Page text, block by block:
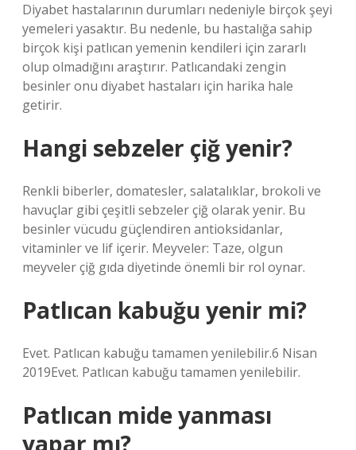
Diyabet hastalarının durumları nedeniyle birçok şeyi
yemeleri yasaktır. Bu nedenle, bu hastalığa sahip
birçok kişi patlıcan yemenin kendileri için zararlı
olup olmadığını araştırır. Patlıcandaki zengin
besinler onu diyabet hastaları için harika hale
getirir.
Hangi sebzeler çiğ yenir?
Renkli biberler, domatesler, salatalıklar, brokoli ve
havuçlar gibi çeşitli sebzeler çiğ olarak yenir. Bu
besinler vücudu güçlendiren antioksidanlar,
vitaminler ve lif içerir. Meyveler: Taze, olgun
meyveler çiğ gıda diyetinde önemli bir rol oynar.
Patlıcan kabuğu yenir mi?
Evet. Patlıcan kabuğu tamamen yenilebilir.6 Nisan
2019Evet. Patlıcan kabuğu tamamen yenilebilir.
Patlıcan mide yanması
yapar mı?